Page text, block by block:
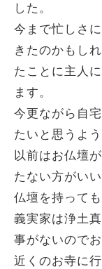
した。
今まで忙しさ
きたのかもし
たことに主人
ます。
今更ながら自
たいと思うよ
以前はお仏壇
たない方がい
仏壇を持って
義実家は浄土
事がないので
近くのお寺に